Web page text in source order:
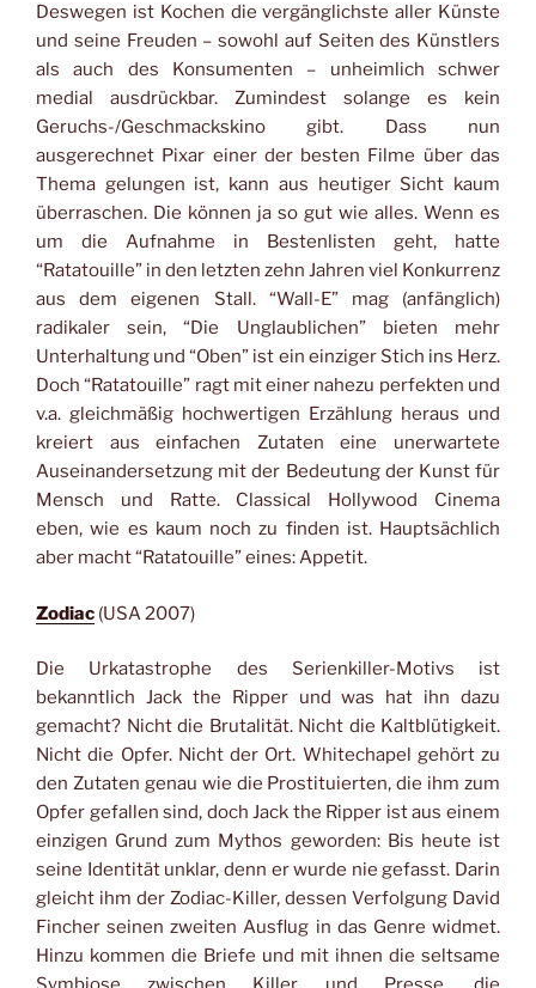
Deswegen ist Kochen die vergänglichste aller Künste
und seine Freuden – sowohl auf Seiten des Künstlers
als auch des Konsumenten – unheimlich schwer
medial ausdrückbar. Zumindest solange es kein
Geruchs-/Geschmackskino gibt. Dass nun
ausgerechnet Pixar einer der besten Filme über das
Thema gelungen ist, kann aus heutiger Sicht kaum
überraschen. Die können ja so gut wie alles. Wenn es
um die Aufnahme in Bestenlisten geht, hatte
“Ratatouille” in den letzten zehn Jahren viel Konkurrenz
aus dem eigenen Stall. “Wall-E” mag (anfänglich)
radikaler sein, “Die Unglaublichen” bieten mehr
Unterhaltung und “Oben” ist ein einziger Stich ins Herz.
Doch “Ratatouille” ragt mit einer nahezu perfekten und
v.a. gleichmäßig hochwertigen Erzählung heraus und
kreiert aus einfachen Zutaten eine unerwartete
Auseinandersetzung mit der Bedeutung der Kunst für
Mensch und Ratte. Classical Hollywood Cinema
eben, wie es kaum noch zu finden ist. Hauptsächlich
aber macht “Ratatouille” eines: Appetit.
Zodiac (USA 2007)
Die Urkatastrophe des Serienkiller-Motivs ist
bekanntlich Jack the Ripper und was hat ihn dazu
gemacht? Nicht die Brutalität. Nicht die Kaltblütigkeit.
Nicht die Opfer. Nicht der Ort. Whitechapel gehört zu
den Zutaten genau wie die Prostituierten, die ihm zum
Opfer gefallen sind, doch Jack the Ripper ist aus einem
einzigen Grund zum Mythos geworden: Bis heute ist
seine Identität unklar, denn er wurde nie gefasst. Darin
gleicht ihm der Zodiac-Killer, dessen Verfolgung David
Fincher seinen zweiten Ausflug in das Genre widmet.
Hinzu kommen die Briefe und mit ihnen die seltsame